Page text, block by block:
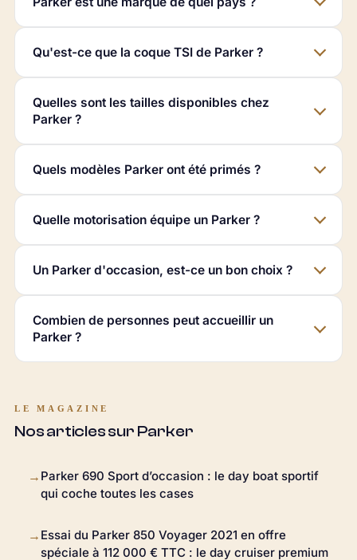
Qu'est-ce que la coque TSI de Parker ?
Quelles sont les tailles disponibles chez
Parker ?
Quels modèles Parker ont été primés ?
Quelle motorisation équipe un Parker ?
Un Parker d'occasion, est-ce un bon choix ?
Combien de personnes peut accueillir un
Parker ?
LE MAGAZINE
Nos articles sur Parker
→ Parker 690 Sport d’occasion : le day boat sportif
qui coche toutes les cases
→ Essai du Parker 850 Voyager 2021 en offre
spéciale à 112 000 € TTC : le day cruiser premium